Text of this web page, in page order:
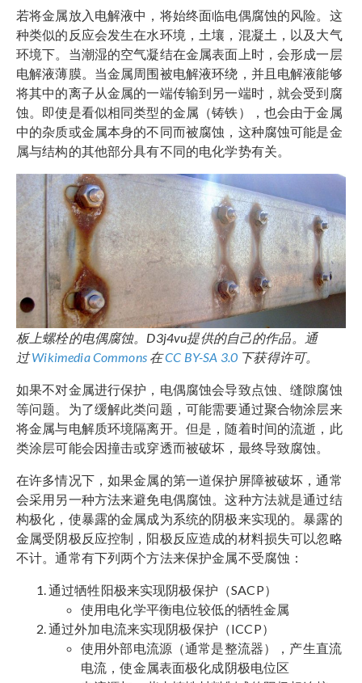
若将金属放入电解液中，将始终面临电偶腐蚀的风险。这
种类似的反应会发生在水环境，土壤，混凝土，以及大气
环境下。当潮湿的空气凝结在金属表面上时，会形成一层
电解液薄膜。当金属周围被电解液环绕，并且电解液能够
将其中的离子从金属的一端传输到另一端时，就会受到腐
蚀。即使是看似相同类型的金属（铸铁），也会由于金属
中的杂质或金属本身的不同而被腐蚀，这种腐蚀可能是金
属与结构的其他部分具有不同的电化学势有关。
板上螺栓的电偶腐蚀。D3j4vu提供的自己的作品。通
过Wikimedia Commons 在CC BY-SA 3.0 下获得许可。
如果不对金属进行保护，电偶腐蚀会导致点蚀、缝隙腐蚀
等问题。为了缓解此类问题，可能需要通过聚合物涂层来
将金属与电解质环境隔离开。但是，随着时间的流逝，此
类涂层可能会因撞击或穿透而被破坏，最终导致腐蚀。
在许多情况下，如果金属的第一道保护屏障被破坏，通常
会采用另一种方法来避免电偶腐蚀。这种方法就是通过结
构极化，使暴露的金属成为系统的阴极来实现的。暴露的
金属受阴极反应控制，阳极反应造成的材料损失可以忽略
不计。通常有下列两个方法来保护金属不受腐蚀：
通过牺牲阳极来实现阴极保护（SACP）
使用电化学平衡电位较低的牺牲金属
通过外加电流来实现阴极保护（ICCP）
使用外部电流源（通常是整流器），产生直流
电流，使金属表面极化成阴极电位区